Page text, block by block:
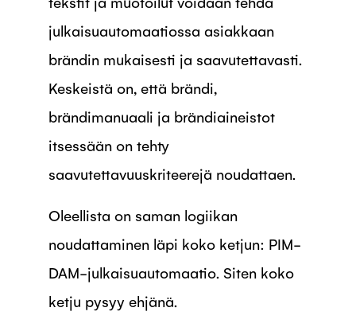
julkaisuautomaatiossa asiakkaan
brändin mukaisesti ja saavutettavasti.
Keskeistä on, että brändi,
brändimanuaali ja brändiaineistot
itsessään on tehty
saavutettavuuskriteerejä noudattaen.
Oleellista on saman logiikan
noudattaminen läpi koko ketjun: PIM-
DAM-julkaisuautomaatio. Siten koko
ketju pysyy ehjänä.